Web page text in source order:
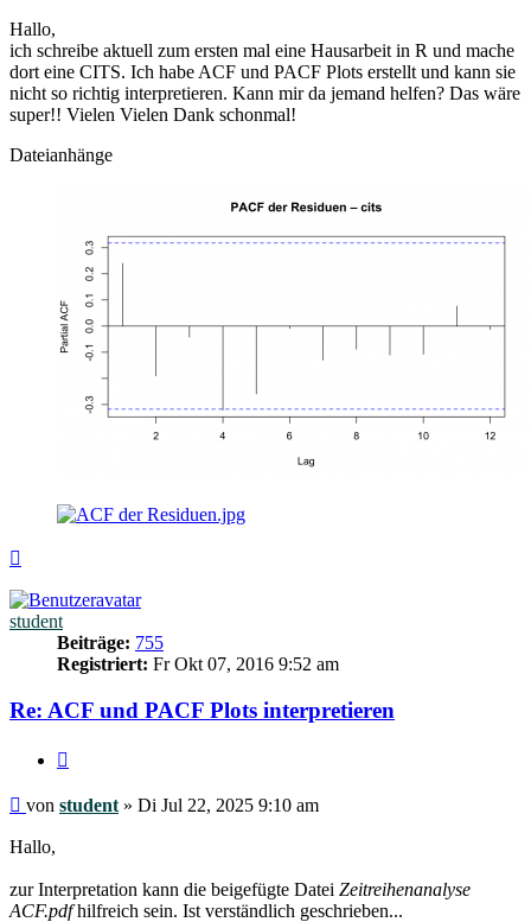
Hallo,
ich schreibe aktuell zum ersten mal eine Hausarbeit in R und mache
dort eine CITS. Ich habe ACF und PACF Plots erstellt und kann sie
nicht so richtig interpretieren. Kann mir da jemand helfen? Das wäre
super!! Vielen Vielen Dank schonmal!
Dateianhänge
student
Beiträge: 755
Registriert: Fr Okt 07, 2016 9:52 am
Re: ACF und PACF Plots interpretieren
Beitrag
von student » Di Jul 22, 2025 9:10 am
Hallo,
zur Interpretation kann die beigefügte Datei Zeitreihenanalyse
ACF.pdfhilfreich sein. Ist verständlich geschrieben...